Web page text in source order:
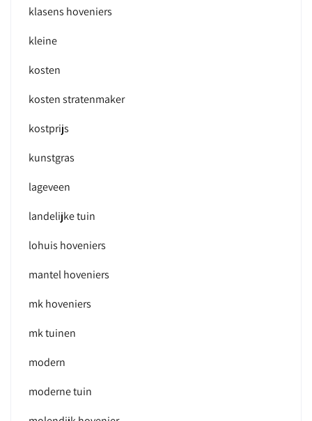
klasens hoveniers
kleine
kosten
kosten stratenmaker
kostprijs
kunstgras
lageveen
landelijke tuin
lohuis hoveniers
mantel hoveniers
mk hoveniers
mk tuinen
modern
moderne tuin